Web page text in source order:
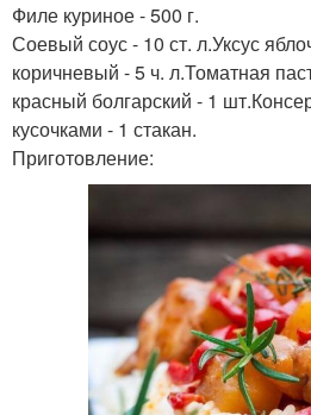
Филе куриное - 500 г.
Соевый соус - 10 ст. л.Уксус
коричневый - 5 ч. л.Томатная
красный болгарский - 1
кусочками - 1 стакан.
Приготовление: